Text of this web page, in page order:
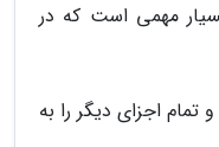
مهمی است که در
اجزای دیگر را به